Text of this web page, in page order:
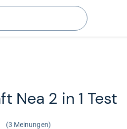
Suchen
Nea 2 in 1 Test
(3 Meinungen)